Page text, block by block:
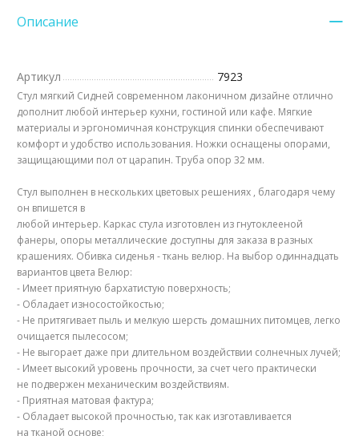
Описание
Артикул 7923
Стул мягкий Сидней современном лаконичном дизайне отлично
дополнит любой интерьер кухни, гостиной или кафе. Мягкие
материалы и эргономичная конструкция спинки обеспечивают
комфорт и удобство использования. Ножки оснащены опорами,
защищающими пол от царапин. Труба опор 32 мм.
Стул выполнен в нескольких цветовых решениях , благодаря чему
он впишется в
любой интерьер. Каркас стула изготовлен из гнутоклееной
фанеры, опоры металлические доступны для заказа в разных
крашениях. Обивка сиденья - ткань велюр. На выбор одиннадцать
вариантов цвета Велюр:
- Имеет приятную бархатистую поверхность;
- Обладает износостойкостью;
- Не притягивает пыль и мелкую шерсть домашних питомцев, легко
очищается пылесосом;
- Не выгорает даже при длительном воздействии солнечных лучей;
- Имеет высокий уровень прочности, за счет чего практически
не подвержен механическим воздействиям.
- Приятная матовая фактура;
- Обладает высокой прочностью, так как изготавливается
на тканой основе;